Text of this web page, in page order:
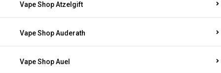
Vape Shop Atzelgift
Vape Shop Auderath
Vape Shop Auel